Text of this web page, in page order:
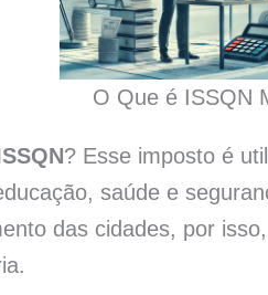
O Que é ISSQN
? Esse imposto é
saúde e
das cidades, por